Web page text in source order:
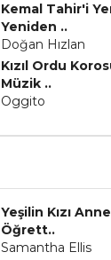
Kemal Tahir'i
Yeniden ..
Doğan Hızlan
Kızıl Ordu
Müzik ..
Oggito
Yeşilin Kızı
Öğrett..
Samantha Ellis